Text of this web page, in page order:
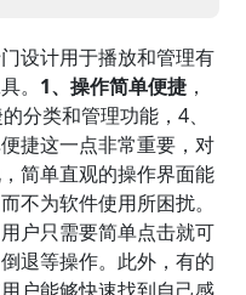
设计用于播放和管理有
。 1、操作简单便捷 ，
分类和管理功能，4、
捷这一点非常重要，对
简单直观的操作界面能
不为软件使用所困扰。
户只需要简单点击就可
退等操作。此外，有的